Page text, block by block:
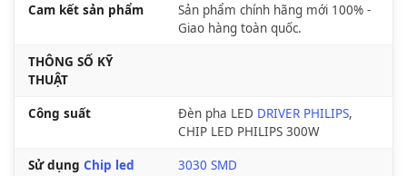
Cam kết sản phẩm
Sản phẩm chính hãng mới 100% -
Giao hàng toàn quốc.
THÔNG SỐ KỸ
THUẬT
Công suất Đèn pha LED DRIVER PHILIPS,
CHIP LED PHILIPS 300W
Sử dụng Chip led
3030 SMD